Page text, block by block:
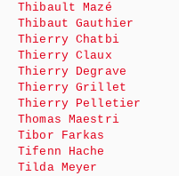
Thibault Mazé
Thibaut Gauthier
Thierry Chatbi
Thierry Claux
Thierry Degrave
Thierry Grillet
Thierry Pelletier
Thomas Maestri
Tibor Farkas
Tifenn Hache
Tilda Meyer